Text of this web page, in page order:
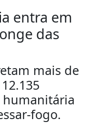
entra em
das
mais de
fogo.